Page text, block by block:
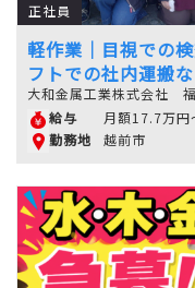
正社員
軽作業｜目視での
フトでの社内運搬
大和金属工業株式会社
給与
月額17.7万円
勤務地
越前市